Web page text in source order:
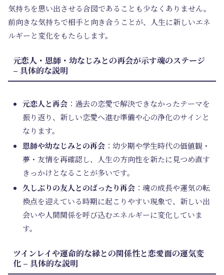
気持ちを思い出させる合図であることも少なくありません。
前向きな気持ちで相手と向き合うことが、人生に新しいエネ
ルギーと変化をもたらします。
元恋人・恩師・幼なじみとの再会が示す魂のステージ
– 具体的な説明
元恋人と再会 ：過去の恋愛で解決できなかったテーマを
振り返り、新しい恋愛へ進む準備や心の浄化のサインと
なります。
恩師や幼なじみとの再会 ：幼少期や学生時代の価値観・
夢・友情を再確認し、人生の方向性を新たに見つめ直す
きっかけとなることが多いです。
久しぶりの友人とのばったり再会 ：魂の成長や運気の転
換点を迎えている時期に起こりやすい現象で、新しい出
会いや人間関係を呼び込むエネルギーに変化していま
す。
ツインレイや運命的な縁との関係性と恋愛面の運気変
化 – 具体的な説明